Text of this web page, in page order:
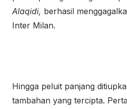
Alaqidi, berhasil
Inter Milan.
Hingga peluit panjang
tambahan yang tercipta.